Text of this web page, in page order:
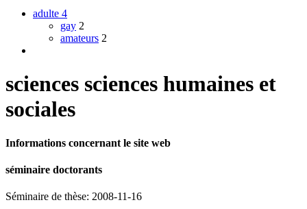
adulte 4
gay 2
amateurs 2
sciences sciences humaines et
sociales
Informations concernant le site web
séminaire doctorants
Séminaire de thèse: 2008-11-16